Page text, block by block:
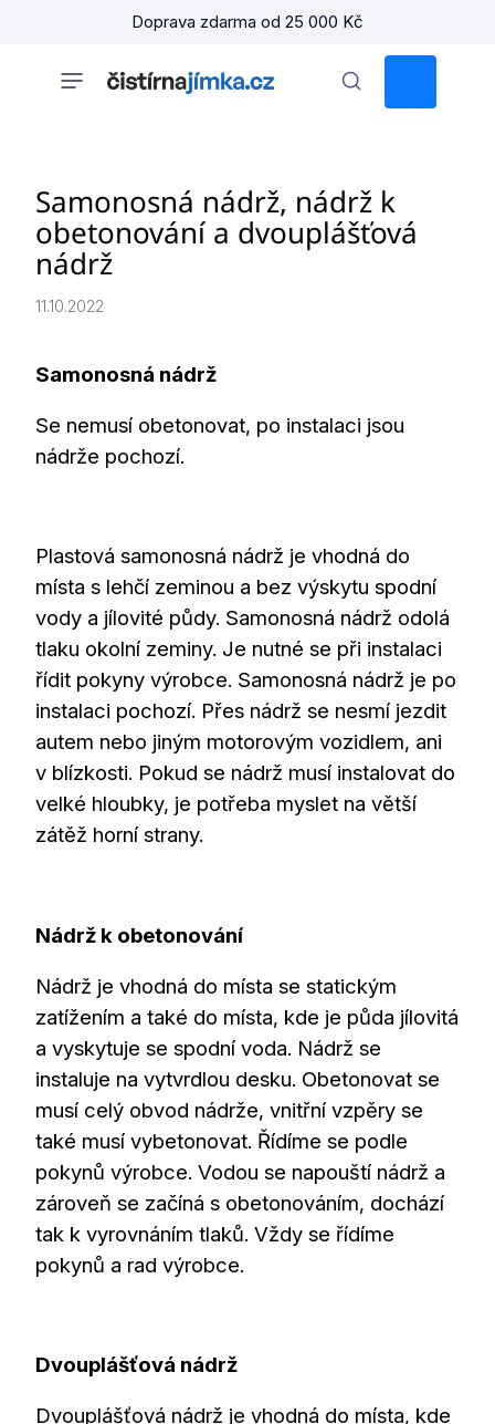
Doprava zdarma od 25 000 Kč
KOŠÍK
Samonosná nádrž, nádrž k
obetonování a dvouplášťová
nádrž
11.10.2022
Samonosná nádrž
Se nemusí obetonovat, po instalaci jsou
nádrže pochozí.
Plastová samonosná nádrž je vhodná do
místa s lehčí zeminou a bez výskytu spodní
vody a jílovité půdy. Samonosná nádrž odolá
tlaku okolní zeminy. Je nutné se při instalaci
řídit pokyny výrobce. Samonosná nádrž je po
instalaci pochozí. Přes nádrž se nesmí jezdit
autem nebo jiným motorovým vozidlem, ani
v blízkosti. Pokud se nádrž musí instalovat do
velké hloubky, je potřeba myslet na větší
zátěž horní strany.
Nádrž k obetonování
Nádrž je vhodná do místa se statickým
zatížením a také do místa, kde je půda jílovitá
a vyskytuje se spodní voda. Nádrž se
instaluje na vytvrdlou desku. Obetonovat se
musí celý obvod nádrže, vnitřní vzpěry se
také musí vybetonovat. Řídíme se podle
pokynů výrobce. Vodou se napouští nádrž a
zároveň se začíná s obetonováním, dochází
tak k vyrovnáním tlaků. Vždy se řídíme
pokynů a rad výrobce.
Dvouplášťová nádrž
Dvouplášťová nádrž je vhodná do místa, kde